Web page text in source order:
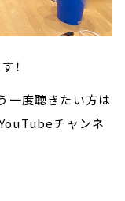
！
一度聴きたい方は
チャンネ